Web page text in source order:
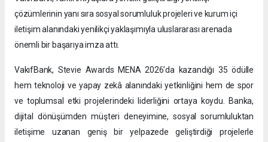
çözümlerinin yanı sıra sosyal sorumluluk projeleri ve kurum içi
iletişim alanındaki yenilikçi yaklaşımıyla uluslararası arenada
önemli bir başarıya imza attı.
VakıfBank, Stevie Awards MENA 2026’da kazandığı 35 ödülle
hem teknoloji ve yapay zekâ alanındaki yetkinliğini hem de spor
ve toplumsal etki projelerindeki liderliğini ortaya koydu. Banka,
dijital dönüşümden müşteri deneyimine, sosyal sorumluluktan
iletişime uzanan geniş bir yelpazede geliştirdiği projelerle